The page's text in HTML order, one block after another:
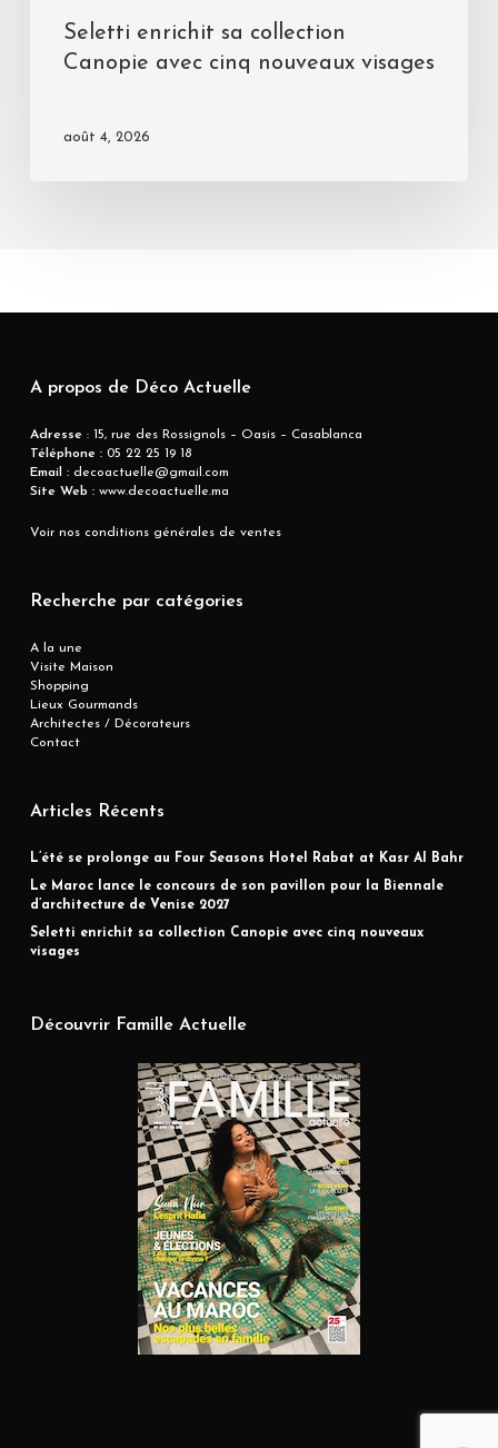
Seletti enrichit sa collection
Canopie avec cinq nouveaux visages
août 4, 2026
A propos de Déco Actuelle
Adresse : 15, rue des Rossignols – Oasis – Casablanca
Téléphone :05 22 25 19 18
Email :decoactuelle@gmail.com
Site Web :www.decoactuelle.ma
Voir nos conditions générales de ventes
Recherche par catégories
A la une
Visite Maison
Shopping
Lieux Gourmands
Architectes / Décorateurs
Contact
Articles Récents
L’été se prolonge au Four Seasons Hotel Rabat at Kasr Al Bahr
Le Maroc lance le concours de son pavillon pour la Biennale
d’architecture de Venise 2027
Seletti enrichit sa collection Canopie avec cinq nouveaux
visages
Découvrir Famille Actuelle